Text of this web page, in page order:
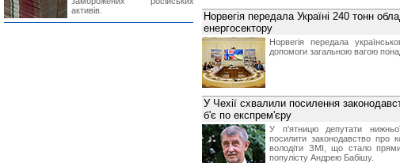
Норвегія передала Україні 240 тонн
енергосектору
Норвегія передала
допомоги загальною вагою
У Чехії схвалили посилення
б'є по експрем'єру
У п'ятницю депутати
посилити законодавство про
володіти ЗМІ, що стало
популісту Андрею Бабішу.
активів.